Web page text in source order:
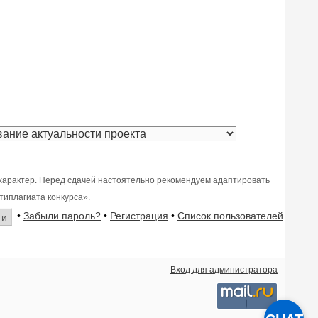
Перед сдачей настоятельно рекомендуем адаптировать
конкурса».
• Забыли пароль? • Регистрация • Список пользователей
Вход для администратора